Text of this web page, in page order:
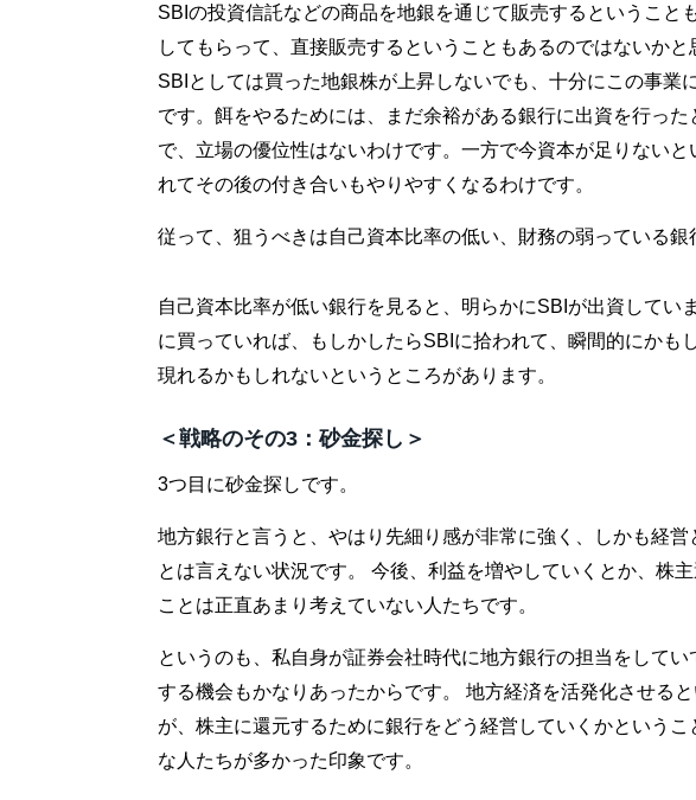
SBIの投資信託などの商品を地銀を通じて販売するということ
してもらって、直接販売するということもあるのではないかと
SBIとしては買った地銀株が上昇しないでも、十分にこの事業
です。餌をやるためには、まだ余裕がある銀行に出資を行っ
で、立場の優位性はないわけです。一方で今資本が足りない
れてその後の付き合いもやりやすくなるわけです。
従って、狙うべきは自己資本比率の低い、財務の弱っている銀
自己資本比率が低い銀行を見ると、明らかにSBIが出資してい
に買っていれば、もしかしたらSBIに拾われて、瞬間的にかも
現れるかもしれないというところがあります。
＜戦略のその3：砂金探し＞
3つ目に砂金探しです。
地方銀行と言うと、やはり先細り感が非常に強く、しかも経
とは言えない状況です。 今後、利益を増やしていくとか、株
ことは正直あまり考えていない人たちです。
というのも、私自身が証券会社時代に地方銀行の担当をして
する機会もかなりあったからです。 地方経済を活発化させる
が、株主に還元するために銀行をどう経営していくかという
な人たちが多かった印象です。